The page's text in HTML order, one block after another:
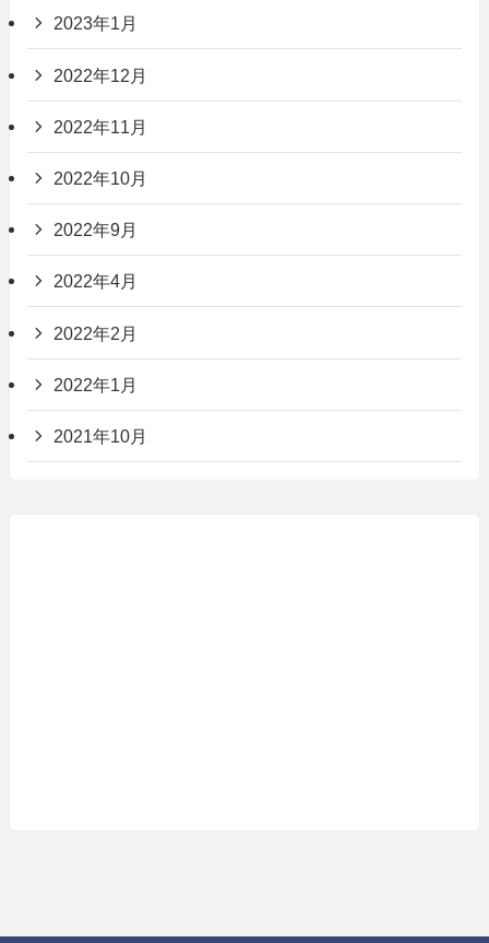
2023年1月
2022年12月
2022年11月
2022年10月
2022年9月
2022年4月
2022年2月
2022年1月
2021年10月